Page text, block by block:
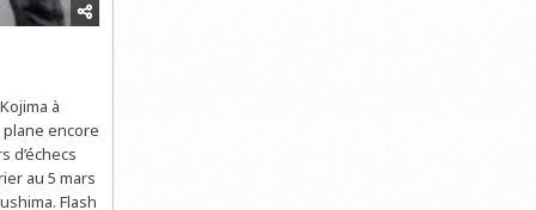
à
plane encore
d’échecs
au 5 mars
Flash